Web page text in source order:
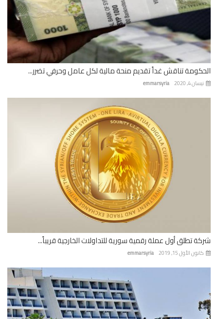
تناقش غداً تقديم منحة مالية لكل عامل وحرفي تضرر...
emmarsyria 4, 2020
تطلق أول عملة رقمية سورية للتداولات الخارجية قريباً...
emmarsyria الأول 15, 2019